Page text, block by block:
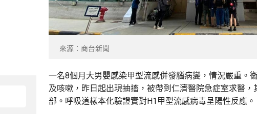
來源：商台新聞
一名8個月大男嬰感染甲型流感併發腦病變，情況嚴重。
及咳嗽，昨日起出現抽搐，被帶到仁濟醫院急症室求醫
部。呼吸道樣本化驗證實對H1甲型流感病毒呈陽性反應。